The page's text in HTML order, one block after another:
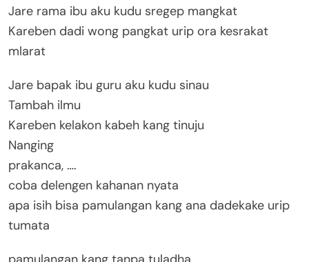
Jare rama ibu aku kudu sregep mangkat
Kareben dadi wong pangkat urip ora kesrakat
mlarat
Jare bapak ibu guru aku kudu sinau
Tambah ilmu
Kareben kelakon kabeh kang tinuju
Nanging
prakanca, ….
coba delengen kahanan nyata
apa isih bisa pamulangan kang ana dadekake urip
tumata